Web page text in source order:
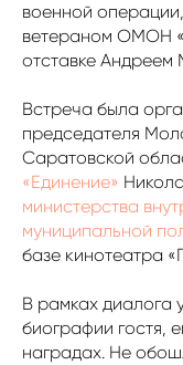
военной
ветераном ОМОН
отставке Андреем
Встреча была
председателя
Саратовской
«Единение»
министерства
муниципальной
базе кинотеатра
В рамках диалога
биографии гостя,
наградах. Не